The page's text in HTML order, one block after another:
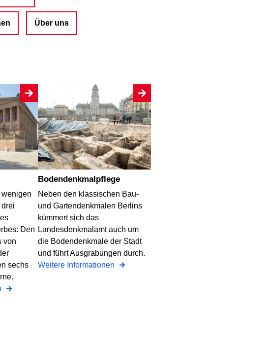
Über uns
Den
von
sechs
Bodendenkmalpflege
Neben den klassischen Bau-
und Gartendenkmalen Berlins
kümmert sich das
Landesdenkmalamt auch um
die Bodendenkmale der Stadt
und führt Ausgrabungen durch.
Weitere Informationen